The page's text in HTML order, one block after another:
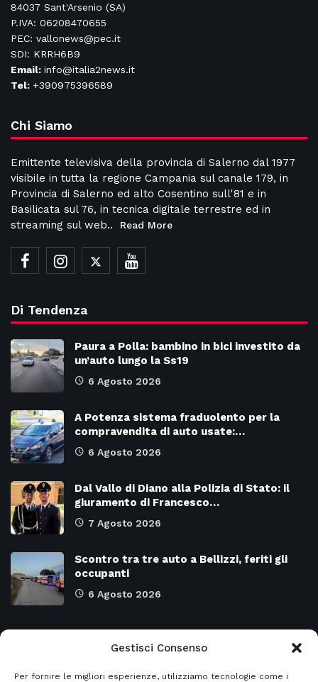
Gestisci Consenso
Per fornire le migliori esperienze, utilizziamo tecnologie come i
84037 Sant'Arsenio (SA)
P.IVA: 06208470655
PEC: vallonews@pec.it
SDI: KRRH6B9
Email: info@italia2news.it
Tel: +390975396589
Chi Siamo
Emittente televisiva della provincia di Salerno dal 1977
visibile in tutta la regione Campania sul canale 179, in
Provincia di Salerno ed alto Cosentino sull'81 e in
Basilicata sul 76, in tecnica digitale terrestre ed in
streaming sul web..
Read More
Di Tendenza
Paura a Polla: bambino in bici investito da
un’auto lungo la Ss19
6 Agosto 2026
A Potenza sistema fraduolento per la
compravendita di auto usate:…
6 Agosto 2026
Dal Vallo di Diano alla Polizia di Stato: il
giuramento di Francesco…
7 Agosto 2026
Scontro tra tre auto a Bellizzi, feriti gli
occupanti
6 Agosto 2026
Attualità 8968